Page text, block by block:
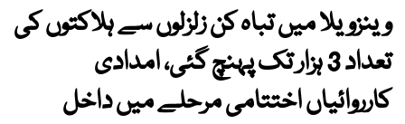
وینزویلا میں تباہ کن زلزلوں سے ہلاکتوں کی
تعداد 3 ہزار تک پہنچ گئی، امدادی
کارروائیاں اختتامی مرحلے میں داخل